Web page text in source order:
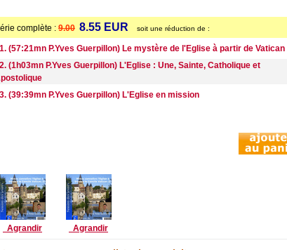
complète : 9.00 8.55 EUR soit une réduction de :
(57:21mn P.Yves Guerpillon) Le mystère de l'Eglise à partir de Vatican II
(1h03mn P.Yves Guerpillon) L'Eglise : Une, Sainte, Catholique et
(39:39mn P.Yves Guerpillon) L'Eglise en mission
Agrandir Agrandir